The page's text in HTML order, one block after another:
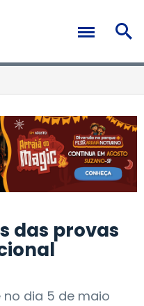
das provas
dia 5 de maio